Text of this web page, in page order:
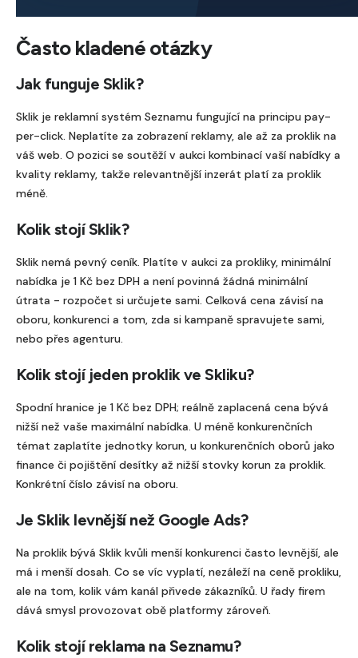
h
t
t
o
t
l
e
p
r
á
n
.
Často kladené otázky
Jak funguje Sklik?
Sklik je reklamní systém Seznamu fungující na principu pay-
per-click. Neplatíte za zobrazení reklamy, ale až za proklik na
váš web. O pozici se soutěží v aukci kombinací vaší nabídky a
kvality reklamy, takže relevantnější inzerát platí za proklik
méně.
Kolik stojí Sklik?
Sklik nemá pevný ceník. Platíte v aukci za prokliky, minimální
nabídka je 1 Kč bez DPH a není povinná žádná minimální
útrata - rozpočet si určujete sami. Celková cena závisí na
oboru, konkurenci a tom, zda si kampaně spravujete sami,
nebo přes agenturu.
Kolik stojí jeden proklik ve Skliku?
Spodní hranice je 1 Kč bez DPH; reálně zaplacená cena bývá
nižší než vaše maximální nabídka. U méně konkurenčních
témat zaplatíte jednotky korun, u konkurenčních oborů jako
finance či pojištění desítky až nižší stovky korun za proklik.
Konkrétní číslo závisí na oboru.
Je Sklik levnější než Google Ads?
Na proklik bývá Sklik kvůli menší konkurenci často levnější, ale
má i menší dosah. Co se víc vyplatí, nezáleží na ceně prokliku,
ale na tom, kolik vám kanál přivede zákazníků. U řady firem
dává smysl provozovat obě platformy zároveň.
Kolik stojí reklama na Seznamu?